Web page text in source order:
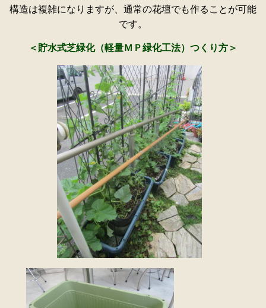
構造は複雑になりますが、通常の花壇でも作ることが可能
です。
＜貯水式芝緑化（軽量ＭＰ緑化工法）つくり方＞